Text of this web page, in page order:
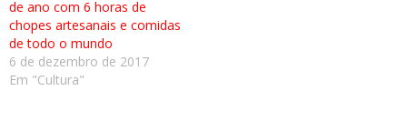
de ano com 6 horas de
chopes artesanais e comidas
de todo o mundo
6 de dezembro de 2017
Em "Cultura"